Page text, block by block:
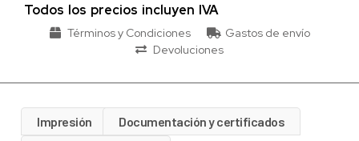
Todos los precios incluyen IVA
Términos y Condiciones
Gastos de envío
Devoluciones
Impresión
Documentación y certificados